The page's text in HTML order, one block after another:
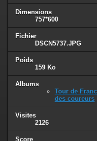
Dimensions
757*600
Fichier
DSCN5737.JPG
Poids
159 Ko
Albums
Tour de
des coureurs
Visites
2126
Score